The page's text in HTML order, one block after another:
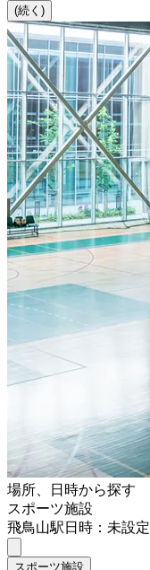
(続く)
場所、日時から探す
スポーツ施設
飛鳥山駅日時：未設定
スポーツ施設